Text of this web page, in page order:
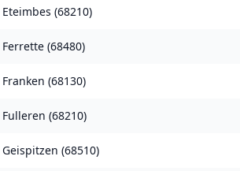
Eteimbes (68210)
Ferrette (68480)
Franken (68130)
Fulleren (68210)
Geispitzen (68510)